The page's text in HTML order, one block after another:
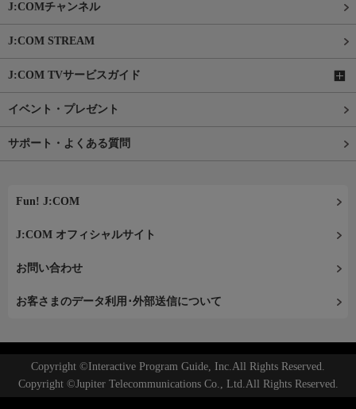
J:COMチャンネル
J:COM STREAM
J:COM TVサービスガイド
イベント・プレゼント
サポート・よくある質問
Fun! J:COM
J:COM オフィシャルサイト
お問い合わせ
お客さまのデータ利用･外部送信について
Copyright ©Interactive Program Guide, Inc.All Rights Reserved.
Copyright ©Jupiter Telecommunications Co., Ltd.All Rights Reserved.